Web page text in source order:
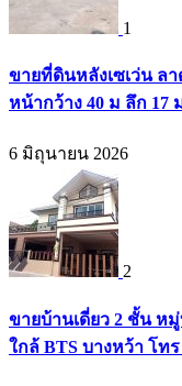
1
ขายที่ดินหลังเซเว่น ลา
หน้ากว้าง 40 ม ลึก 17
6 มิถุนายน 2026
2
ขายบ้านเดี่ยว 2 ชั้น ห
ใกล้ BTS บางหว้า โทร